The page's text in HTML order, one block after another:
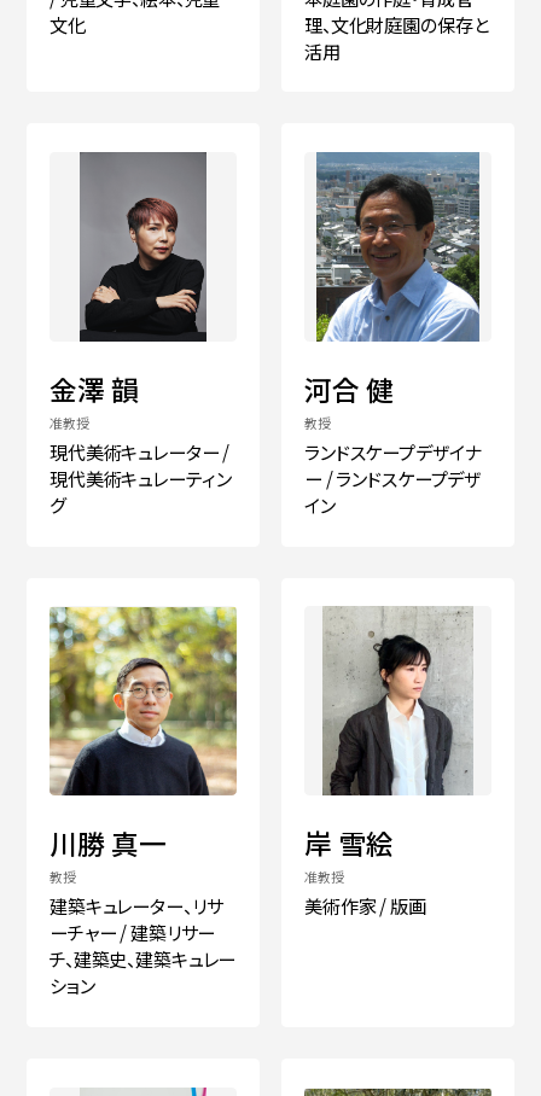
文化
理、文化財庭園の保存と
活用
金澤 韻
准教授
現代美術キュレーター /
現代美術キュレーティン
グ
河合 健
教授
ランドスケープデザイナ
ー / ランドスケープデザ
イン
川勝 真一
教授
建築キュレーター、リサ
ーチャー / 建築リサー
チ、建築史、建築キュレー
ション
岸 雪絵
准教授
美術作家 / 版画